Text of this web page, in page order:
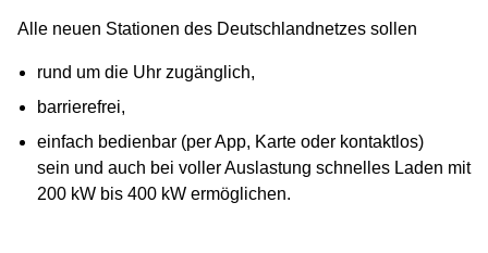
Alle neuen Stationen des Deutschlandnetzes sollen
rund um die Uhr zugänglich,
barrierefrei,
einfach bedienbar (per App, Karte oder kontaktlos)
sein und auch bei voller Auslastung schnelles Laden mit
200 kW bis 400 kW ermöglichen.